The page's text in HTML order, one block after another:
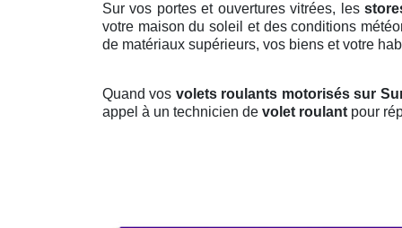
Sur vos portes et ouvertures vitrées, les
votre maison du soleil et des conditions
de matériaux supérieurs, vos biens et votre
Quand vos volets roulants motorisés sur
appel à un technicien de volet roulant pour